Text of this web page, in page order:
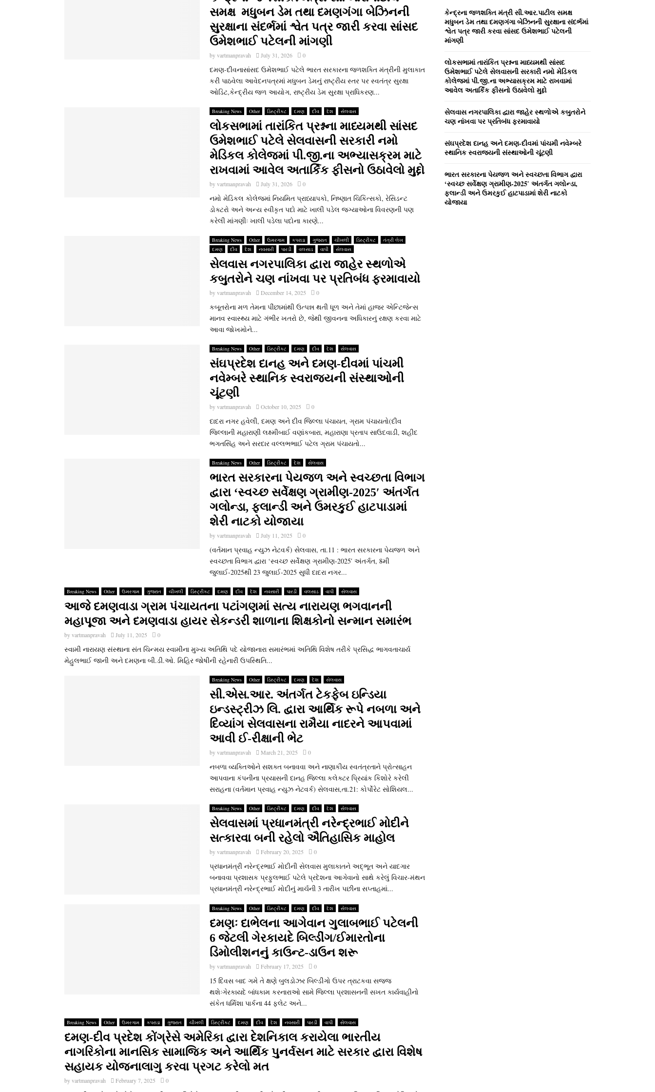
સમક્ષ મધુબન ડેમ તથા દમણગંગા બેઝિનની
સુરક્ષાના સંદર્ભમાં શ્વેત પત્ર જારી કરવા સાંસદ
ઉમેશભાઈ પટેલની માંગણી
byvartmanpravah July 31, 2026 0
દમણ-દીવનાસાંસદ ઉમેશભાઈ પટેલે ભારત સરકારના જળશક્‍તિ મંત્રીની મુલાકાત
કરી પાઠવેલા આવેદનપત્રમાં મધુબન ડેમનું રાષ્‍ટ્રીય સ્‍તર પર સ્‍વતંત્ર સુરક્ષા
ઓડિટ,કેન્‍દ્રીય જળ આયોગ, રાષ્‍ટ્રીય ડેમ સુરક્ષા પ્રાધિકરણ...
Breaking News Other ડિસ્ટ્રીકટ દમણ દીવ દેશ સેલવાસ
લોકસભામાં તારાંકિત પ્રશ્નના માધ્‍યમથી સાંસદ
ઉમેશભાઈ પટેલે સેલવાસની સરકારી નમો
મેડિકલ કોલેજમાં પી.જી.ના અભ્‍યાસક્રમ માટે
રાખવામાં આવેલ અતાર્કિક ફીસનો ઉઠાવેલો મુદ્દો
byvartmanpravah July 31, 2026 0
નમો મેડિકલ કોલેજમાં નિયમિત પ્રાધ્‍યાપકો, નિષ્‍ણાત ચિકિત્‍સકો, રેસિડન્‍ટ
ડોક્‍ટરો અને અન્‍ય સ્‍વીકૃત પદો માટે ખાલી પડેલ જગ્‍યાઓના વિવરણની પણ
કરેલી માંગણીઃ ખાલી પડેલા પદોના કારણે...
Breaking News Other ઉમરગામ કપરાડા ગુજરાત ચીખલી ડિસ્ટ્રીકટ
તંત્રી લેખ
દમણ
દીવ દેશ નવસારી પારડી વલસાડ વાપી સેલવાસ
સેલવાસ નગરપાલિકા દ્વારા જાહેર સ્‍થળોએ
કબુતરોને ચણ નાંખવા પર પ્રતિબંધ ફરમાવાયો
byvartmanpravah December 14, 2025 0
કબૂતરોના મળ તેમના પીંછામાંથી ઉત્‍પન્ન થતી ધૂળ અને તેમાં હાજર એન્‍ટિજેન્‍સ
માનવ સ્‍વાસ્‍થ્‍ય માટે ગંભીર ખતરો છે, જેથી જીવનના અધિકારનું રક્ષણ કરવા માટે
આવા જોખમોને...
Breaking News Other ડિસ્ટ્રીકટ દમણ દીવ દેશ સેલવાસ
સંઘપ્રદેશ દાનહ અને દમણ-દીવમાં પાંચમી
નવેમ્‍બરે સ્‍થાનિક સ્‍વરાજ્‍યની સંસ્‍થાઓની
ચૂંટણી
byvartmanpravah October 10, 2025 0
દાદરા નગર હવેલી, દમણ અને દીવ જિલ્લા પંચાયત, ગ્રામ પંચાયતો(દીવ
જિલ્લાની મહારાણી લક્ષ્મીબાઈ વણાંકબારા, મહારાણા પ્રતાપ સાઉદવાડી, શહીદ
ભગતસિંહ અને સરદાર વલ્લભભાઈ પટેલ ગ્રામ પંચાયતો...
Breaking News Other ડિસ્ટ્રીકટ દેશ સેલવાસ
ભારત સરકારના પેયજળ અને સ્‍વચ્‍છતા વિભાગ
દ્વારા ‘સ્‍વચ્‍છ સર્વેક્ષણ ગ્રામીણ-2025′ અંતર્ગત
ગલોન્‍ડા, ફલાન્‍ડી અને ઉમરકુઈ હાટપાડામાં
શેરી નાટકો યોજાયા
byvartmanpravah July 11, 2025 0
(વર્તમાન પ્રવાહ ન્‍યુઝ નેટવર્ક) સેલવાસ, તા.11 : ભારત સરકારના પેયજળ અને
સ્‍વચ્‍છતા વિભાગ દ્વારા ‘સ્‍વચ્‍છ સર્વેક્ષણ ગ્રામીણ-2025′ અંતર્ગત, 8મી
જુલાઈ-2025થી 23 જુલાઈ-2025 સુધી દાદરા નગર...
Breaking News Other ઉમરગામ ગુજરાત ચીખલી ડિસ્ટ્રીકટ દમણ દીવ દેશ નવસારી પારડી વલસાડ વાપી સેલવાસ
આજે દમણવાડા ગ્રામ પંચાયતના પટાંગણમાં સત્‍ય નારાયણ ભગવાનની
મહાપૂજા અને દમણવાડા હાયર સેકન્‍ડરી શાળાના શિક્ષકોનો સન્‍માન સમારંભ
byvartmanpravah July 11, 2025 0
સ્‍વામી નારાયણ સંસ્‍થાના સંત ચિન્‍મય સ્‍વામીના મુખ્‍ય અતિથિ પદે યોજાનારા સમારંભમાં અતિથિ વિશેષ તરીકે પ્રસિદ્ધ ભાગવતાચાર્ય
મેહુલભાઈ જાની અને દમણના બી.ડી.ઓ. મિહિર જોષીની રહેનારી ઉપસ્‍થિતિ...
Breaking News Other ડિસ્ટ્રીકટ દમણ દેશ સેલવાસ
સી.એસ.આર. અંતર્ગત ટેકફેબ ઇન્‍ડિયા
ઇન્‍ડસ્‍ટ્રીઝ લિ. દ્વારા આર્થિક રૂપે નબળા અને
દિવ્‍યાંગ સેલવાસના રામૈયા નાદરને આપવામાં
આવી ઈ-રીક્ષાની ભેટ
byvartmanpravah March 21, 2025 0
નબળા વ્‍યક્‍તિઓને સશક્‍ત બનાવવા અને નાણાકીય સ્‍વતંત્રતાને પ્રોત્‍સાહન
આપવાના કંપનીના પ્રયાસની દાનહ જિલ્લા કલેક્‍ટર પ્રિયાંક કિશોરે કરેલી
સરાહના (વર્તમાન પ્રવાહ ન્‍યુઝ નેટવર્ક) સેલવાસ,તા.21: કોર્પોરેટ સોશિયલ...
Breaking News Other ડિસ્ટ્રીકટ દમણ દીવ દેશ સેલવાસ
સેલવાસમાં પ્રધાનમંત્રી નરેન્‍દ્રભાઈ મોદીને
સત્‍કારવા બની રહેલો ઐતિહાસિક માહોલ
byvartmanpravah February 20, 2025 0
પ્રધાનમંત્રી નરેન્‍દ્રભાઈ મોદીની સેલવાસ મુલાકાતને અદ્‌ભૂત અને યાદગાર
બનાવવા પ્રશાસક પ્રફુલભાઈ પટેલે પ્રદેશના આગેવાનો સાથે કરેલું વિચાર-મંથન
પ્રધાનમંત્રી નરેન્‍દ્રભાઈ મોદીનું માર્ચની 3 તારીખ પછીના સપ્તાહમાં...
Breaking News Other ડિસ્ટ્રીકટ દમણ દીવ દેશ સેલવાસ
દમણઃ દાભેલના આગેવાન ગુલાબભાઈ પટેલની
6 જેટલી ગેરકાયદે બિલ્‍ડીંગ/ઈમારતોના
ડિમોલીશનનું કાઉન્‍ટ-ડાઉન શરૂ
byvartmanpravah February 17, 2025 0
15 દિવસ બાદ ગમે તે ક્ષણે બુલડોઝર બિલ્‍ડીંગો ઉપર ત્રાટકવા સજ્જ
થશેઃગેરકાયદે બાંધકામ કરનારાઓ સામે જિલ્લા પ્રશાસનની સખત કાર્યવાહીનો
સંકેત ધર્મિશા પાર્કના 44 ફલેટ અને...
Breaking News Other ઉમરગામ કપરાડા ગુજરાત ચીખલી ડિસ્ટ્રીકટ દમણ દીવ દેશ નવસારી પારડી વાપી સેલવાસ
દમણ-દીવ પ્રદેશ કોંગ્રેસે અમેરિકા દ્વારા દેશનિકાલ કરાયેલા ભારતીય
નાગરિકોના માનસિક સામાજિક અને આર્થિક પુનર્વસન માટે સરકાર દ્વારા વિશેષ
સહાયક યોજનાલાગુ કરવા પ્રગટ કરેલો મત
byvartmanpravah February 7, 2025 0
o
r
:
R
કેન્‍દ્રના જળશક્‍તિ મંત્રી સી.આર.પાટીલ સમક્ષ
મધુબન ડેમ તથા દમણગંગા બેઝિનની સુરક્ષાના સંદર્ભમાં
શ્વેત પત્ર જારી કરવા સાંસદ ઉમેશભાઈ પટેલની
માંગણી
લોકસભામાં તારાંકિત પ્રશ્નના માધ્‍યમથી સાંસદ
ઉમેશભાઈ પટેલે સેલવાસની સરકારી નમો મેડિકલ
કોલેજમાં પી.જી.ના અભ્‍યાસક્રમ માટે રાખવામાં
આવેલ અતાર્કિક ફીસનો ઉઠાવેલો મુદ્દો
સેલવાસ નગરપાલિકા દ્વારા જાહેર સ્‍થળોએ કબુતરોને
ચણ નાંખવા પર પ્રતિબંધ ફરમાવાયો
સંઘપ્રદેશ દાનહ અને દમણ-દીવમાં પાંચમી નવેમ્‍બરે
સ્‍થાનિક સ્‍વરાજ્‍યની સંસ્‍થાઓની ચૂંટણી
ભારત સરકારના પેયજળ અને સ્‍વચ્‍છતા વિભાગ દ્વારા
‘સ્‍વચ્‍છ સર્વેક્ષણ ગ્રામીણ-2025′ અંતર્ગત ગલોન્‍ડા,
ફલાન્‍ડી અને ઉમરકુઈ હાટપાડામાં શેરી નાટકો
યોજાયા